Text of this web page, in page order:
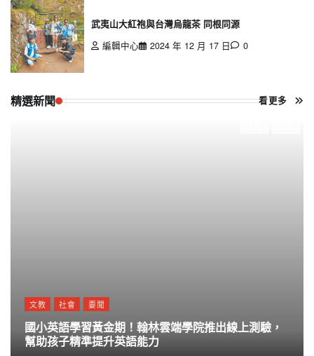
武夷山大紅袍與台灣烏龍茶 同根同源
編輯中心
2024 年 12 月 17 日 0
精選新聞 看更多
文教 社會 要聞
國小英語學習黃金期！翰林雲端學院推出線上測驗，
幫助孩子精準提升英語能力